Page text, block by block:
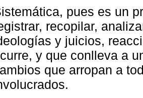
pues es un
recopilar,
y juicios,
y que conlleva a
que arropan a